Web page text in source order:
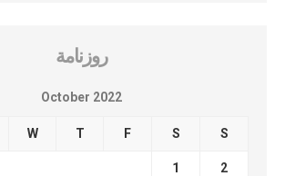
روزنامة
October 2022
W T F S S
1 2